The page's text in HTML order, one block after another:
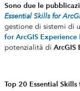
Sono due le
Essential Skills for
gestione di sistemi di
for ArcGIS Experience
potenzialità di ArcGIS
Top 20 Essential